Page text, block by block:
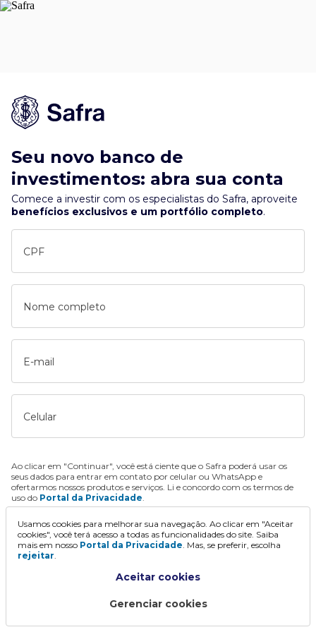
Seu novo banco de
investimentos: abra sua conta
Comece a investir com os especialistas do Safra, aproveite
benefícios exclusivos e um portfólio completo.
CPF
Nome completo
E-mail
Celular
Ao clicar em "Continuar", você está ciente que o Safra poderá usar os
seus dados para entrar em contato por celular ou WhatsApp e
ofertarmos nossos produtos e serviços. Li e concordo com os termos de
uso do Portal da Privacidade.
Continuar
Usamos cookies para melhorar sua navegação. Ao clicar em "Aceitar
cookies", você terá acesso a todas as funcionalidades do site. Saiba
mais em nosso Portal da Privacidade. Mas, se preferir, escolha
rejeitar.
Aceitar cookies
Gerenciar cookies